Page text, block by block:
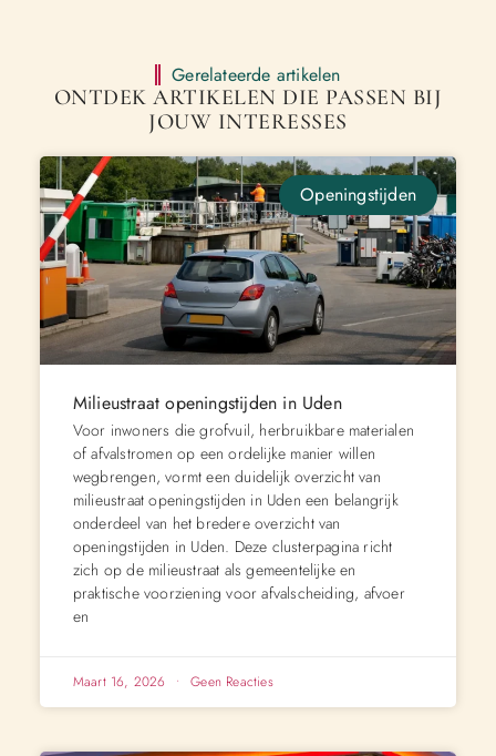
Gerelateerde artikelen
ONTDEK ARTIKELEN DIE PASSEN BIJ
JOUW INTERESSES
Openingstijden
Milieustraat openingstijden in Uden
Voor inwoners die grofvuil, herbruikbare materialen
of afvalstromen op een ordelijke manier willen
wegbrengen, vormt een duidelijk overzicht van
milieustraat openingstijden in Uden een belangrijk
onderdeel van het bredere overzicht van
openingstijden in Uden. Deze clusterpagina richt
zich op de milieustraat als gemeentelijke en
praktische voorziening voor afvalscheiding, afvoer
en
Maart 16, 2026 Geen Reacties